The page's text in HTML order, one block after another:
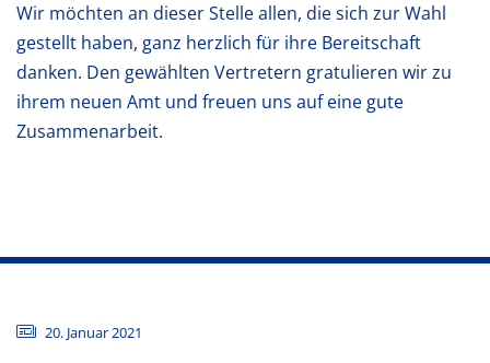
Wir möchten an dieser Stelle allen, die sich zur Wahl
gestellt haben, ganz herzlich für ihre Bereitschaft
danken. Den gewählten Vertretern gratulieren wir zu
ihrem neuen Amt und freuen uns auf eine gute
Zusammenarbeit.
20. Januar 2021